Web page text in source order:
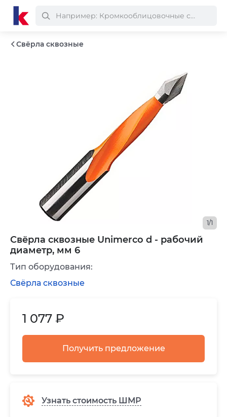
Свёрла сквозные
Свёрла сквозные Unimerco d - рабочий
диаметр, мм 6
1/1
1 077 ₽
Получить предложение
Узнать стоимость ШМР
Тип оборудования:
Свёрла сквозные